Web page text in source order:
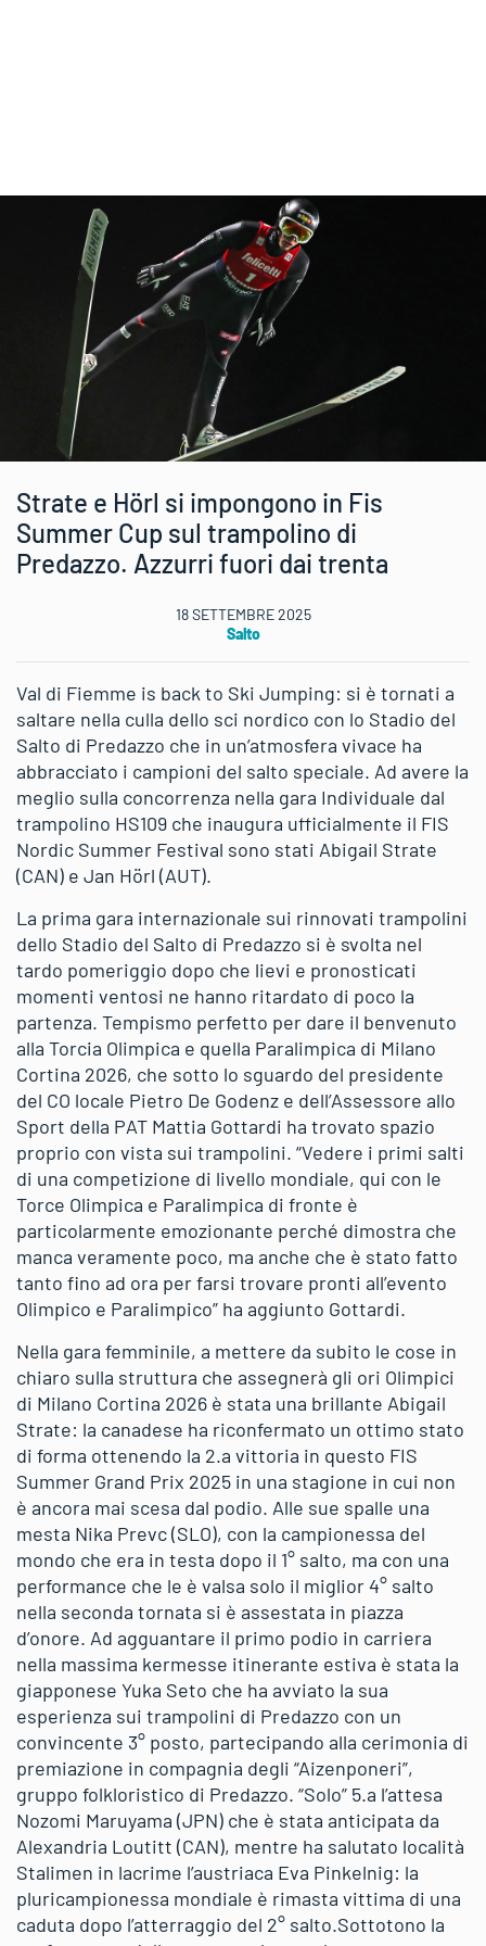
Strate e Hörl si impongono in Fis
Summer Cup sul trampolino di
Predazzo. Azzurri fuori dai trenta
18 SETTEMBRE 2025
Salto
Val di Fiemme is back to Ski Jumping: si è tornati a
saltare nella culla dello sci nordico con lo Stadio del
Salto di Predazzo che in un’atmosfera vivace ha
abbracciato i campioni del salto speciale. Ad avere la
meglio sulla concorrenza nella gara Individuale dal
trampolino HS109 che inaugura ufficialmente il FIS
Nordic Summer Festival sono stati Abigail Strate
(CAN) e Jan Hörl (AUT).
La prima gara internazionale sui rinnovati trampolini
dello Stadio del Salto di Predazzo si è svolta nel
tardo pomeriggio dopo che lievi e pronosticati
momenti ventosi ne hanno ritardato di poco la
partenza. Tempismo perfetto per dare il benvenuto
alla Torcia Olimpica e quella Paralimpica di Milano
Cortina 2026, che sotto lo sguardo del presidente
del CO locale Pietro De Godenz e dell’Assessore allo
Sport della PAT Mattia Gottardi ha trovato spazio
proprio con vista sui trampolini. “Vedere i primi salti
di una competizione di livello mondiale, qui con le
Torce Olimpica e Paralimpica di fronte è
particolarmente emozionante perché dimostra che
manca veramente poco, ma anche che è stato fatto
tanto fino ad ora per farsi trovare pronti all’evento
Olimpico e Paralimpico” ha aggiunto Gottardi.
Nella gara femminile, a mettere da subito le cose in
chiaro sulla struttura che assegnerà gli ori Olimpici
di Milano Cortina 2026 è stata una brillante Abigail
Strate: la canadese ha riconfermato un ottimo stato
di forma ottenendo la 2.a vittoria in questo FIS
Summer Grand Prix 2025 in una stagione in cui non
è ancora mai scesa dal podio. Alle sue spalle una
mesta Nika Prevc (SLO), con la campionessa del
mondo che era in testa dopo il 1° salto, ma con una
performance che le è valsa solo il miglior 4° salto
nella seconda tornata si è assestata in piazza
d’onore. Ad agguantare il primo podio in carriera
nella massima kermesse itinerante estiva è stata la
giapponese Yuka Seto che ha avviato la sua
esperienza sui trampolini di Predazzo con un
convincente 3° posto, partecipando alla cerimonia di
premiazione in compagnia degli “Aizenponeri”,
gruppo folkloristico di Predazzo. “Solo” 5.a l’attesa
Nozomi Maruyama (JPN) che è stata anticipata da
Alexandria Loutitt (CAN), mentre ha salutato località
Stalimen in lacrime l’austriaca Eva Pinkelnig: la
pluricampionessa mondiale è rimasta vittima di una
caduta dopo l’atterraggio del 2° salto.Sottotono la